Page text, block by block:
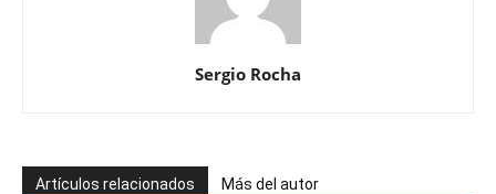
Sergio Rocha
Artículos relacionados Más del autor